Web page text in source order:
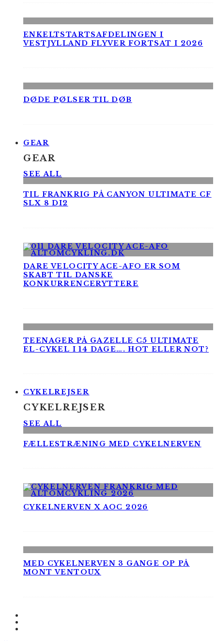
ENKELTSTARTSAFDELINGEN I
VESTJYLLAND FLYVER FORTSAT I 2026
DØDE PØLSER TIL DØB
GEAR
GEAR
SEE ALL
TIL FRANKRIG PÅ CANYON ULTIMATE CF
SLX 8 DI2
DARE VELOCITY ACE-AFO ER SOM
SKABT TIL DANSKE
KONKURRENCERYTTERE
TEENAGER PÅ GAZELLE C5 ULTIMATE
EL-CYKEL I 14 DAGE…. HOT ELLER NOT?
CYKELREJSER
CYKELREJSER
SEE ALL
FÆLLESTRÆNING MED CYKELNERVEN
CYKELNERVEN X AOC 2026
MED CYKELNERVEN 3 GANGE OP PÅ
MONT VENTOUX